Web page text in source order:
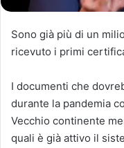
Sono già più di un
ricevuto i primi
I documenti che
durante la pandemia
Vecchio continente
quali è già attivo il